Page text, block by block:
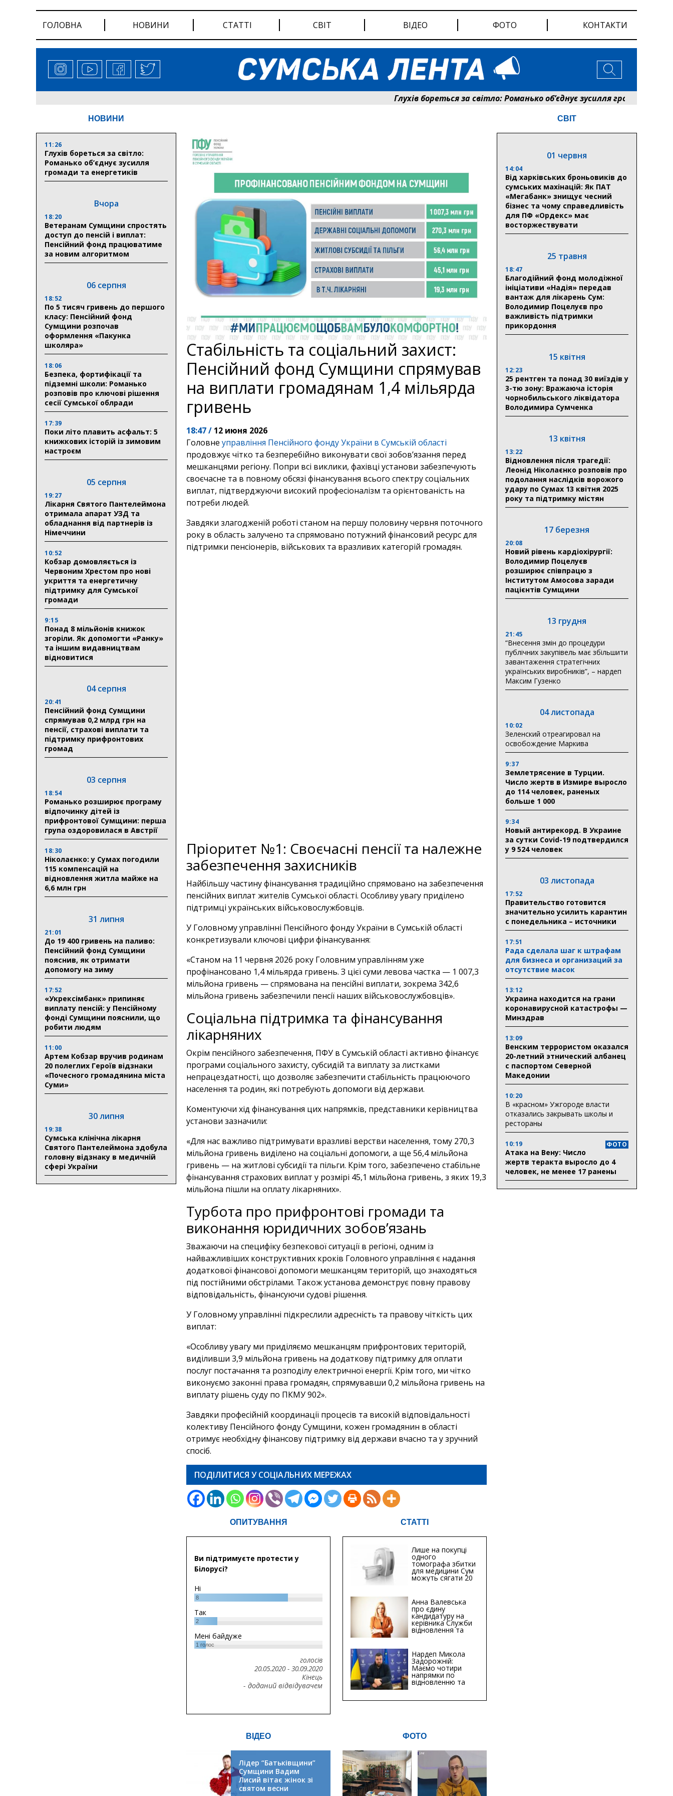
ГОЛОВНА НОВИНИ СТАТТІ СВІТ ВІДЕО ФОТО КОНТАКТИ
Глухів бореться за світло: Романько об’єднує зусилля громади та
НОВИНИ
11:26
Глухів бореться за світло:
Романько об’єднує зусилля
громади та енергетиків
Вчора
18:20
Ветеранам Сумщини спростять
доступ до пенсій і виплат:
Пенсійний фонд працюватиме
за новим алгоритмом
06 серпня
18:52
По 5 тисяч гривень до першого
класу: Пенсійний фонд
Сумщини розпочав
оформлення «Пакунка
школяра»
18:06
Безпека, фортифікації та
підземні школи: Романько
розповів про ключові рішення
сесії Сумської облради
17:39
Поки літо плавить асфальт: 5
книжкових історій із зимовим
настроєм
05 серпня
19:27
Лікарня Святого Пантелеймона
отримала апарат УЗД та
обладнання від партнерів із
Німеччини
10:52
Кобзар домовляється із
Червоним Хрестом про нові
укриття та енергетичну
підтримку для Сумської
громади
9:15
Понад 8 мільйонів книжок
згоріли. Як допомогти «Ранку»
та іншим видавництвам
відновитися
04 серпня
20:41
Пенсійний фонд Сумщини
спрямував 0,2 млрд грн на
пенсії, страхові виплати та
підтримку прифронтових
громад
03 серпня
18:54
Романько розширює програму
відпочинку дітей із
прифронтової Сумщини: перша
група оздоровилася в Австрії
18:30
Ніколаєнко: у Сумах погодили
115 компенсацій на
відновлення житла майже на
6,6 млн грн
31 липня
21:01
До 19 400 гривень на паливо:
Пенсійний фонд Сумщини
пояснив, як отримати
допомогу на зиму
17:52
«Укрексімбанк» припиняє
виплату пенсій: у Пенсійному
фонді Сумщини пояснили, що
робити людям
11:00
Артем Кобзар вручив родинам
20 полеглих Героїв відзнаки
«Почесного громадянина міста
Суми»
30 липня
19:38
Сумська клінічна лікарня
Святого Пантелеймона здобула
головну відзнаку в медичній
сфері України
Стабільність та соціальний захист:
Пенсійний фонд Сумщини спрямував
на виплати громадянам 1,4 мільярда
гривень
18:47 / 12 июня 2026
Головне управління Пенсійного фонду України в Сумській області
продовжує чітко та безперебійно виконувати свої зобов’язання перед
мешканцями регіону. Попри всі виклики, фахівці установи забезпечують
своєчасне та в повному обсязі фінансування всього спектру соціальних
виплат, підтверджуючи високий професіоналізм та орієнтованість на
потреби людей.
Завдяки злагодженій роботі станом на першу половину червня поточного
року в область залучено та спрямовано потужний фінансовий ресурс для
підтримки пенсіонерів, військових та вразливих категорій громадян.
Пріоритет №1: Своєчасні пенсії та належне
забезпечення захисників
Найбільшу частину фінансування традиційно спрямовано на забезпечення
пенсійних виплат жителів Сумської області. Особливу увагу приділено
підтримці українських військовослужбовців.
У Головному управлінні Пенсійного фонду України в Сумській області
конкретизували ключові цифри фінансування:
«Станом на 11 червня 2026 року Головним управлінням уже
профінансовано 1,4 мільярда гривень. З цієї суми левова частка — 1 007,3
мільйона гривень — спрямована на пенсійні виплати, зокрема 342,6
мільйона гривень забезпечили пенсії наших військовослужбовців».
Соціальна підтримка та фінансування
лікарняних
Окрім пенсійного забезпечення, ПФУ в Сумській області активно фінансує
програми соціального захисту, субсидій та виплату за листками
непрацездатності, що дозволяє забезпечити стабільність працюючого
населення та родин, які потребують допомоги від держави.
Коментуючи хід фінансування цих напрямків, представники керівництва
установи зазначили:
«Для нас важливо підтримувати вразливі верстви населення, тому 270,3
мільйона гривень виділено на соціальні допомоги, а ще 56,4 мільйона
гривень — на житлові субсидії та пільги. Крім того, забезпечено стабільне
фінансування страхових виплат у розмірі 45,1 мільйона гривень, з яких 19,3
мільйона пішли на оплату лікарняних».
Турбота про прифронтові громади та
виконання юридичних зобов’язань
Зважаючи на специфіку безпекової ситуації в регіоні, одним із
найважливіших конструктивних кроків Головного управління є надання
додаткової фінансової допомоги мешканцям територій, що знаходяться
під постійними обстрілами. Також установа демонструє повну правову
відповідальність, фінансуючи судові рішення.
У Головному управлінні підкреслили адресність та правову чіткість цих
виплат:
«Особливу увагу ми приділяємо мешканцям прифронтових територій,
виділивши 3,9 мільйона гривень на додаткову підтримку для оплати
послуг постачання та розподілу електричної енергії. Крім того, ми чітко
виконуємо законні права громадян, спрямувавши 0,2 мільйона гривень на
виплату рішень суду по ПКМУ 902».
Завдяки професійній координації процесів та високій відповідальності
колективу Пенсійного фонду Сумщини, кожен громадянин в області
отримує необхідну фінансову підтримку від держави вчасно та у зручний
спосіб.
ПОДІЛИТИСЯ У СОЦІАЛЬНИХ МЕРЕЖАХ
ОПИТУВАННЯ
Ви підтримуєте протести у
Білорусі?
Ні
8
Так
2
Мені байдуже
1голос
голосів
20.05.2020- 30.09.2020
Кінець
- доданий відвідувачем
СТАТТІ
Лише на покупці
одного
томографа збитки
для медицини Сум
можуть сягати 20
Анна Валевська
про єдину
кандидатуру на
керівника Служби
відновлення та
Хіба...
Нардеп Микола
Задорожній:
Маємо чотири
напрямки по
відновленню та
інфраструктури
ВІДЕО
Лідер “Батьківщини”
Сумщини Вадим
Лисий вітає жінок зі
святом весни
ФОТО
СВІТ
01 червня
14:04
Від харківських броньовиків до
сумських махінацій: Як ПАТ
«Мегабанк» знищує чесний
бізнес та чому справедливість
для ПФ «Ордекс» має
восторжествувати
25 травня
18:47
Благодійний фонд молодіжної
ініціативи «Надія» передав
вантаж для лікарень Сум:
Володимир Поцелуєв про
важливість підтримки
прикордоння
15 квітня
12:23
25 рентген та понад 30 виїздів у
3-тю зону: Вражаюча історія
чорнобильського ліквідатора
Володимира Сумченка
13 квітня
13:22
Відновлення після трагедії:
Леонід Ніколаєнко розповів про
подолання наслідків ворожого
удару по Сумах 13 квітня 2025
року та підтримку містян
17 березня
20:08
Новий рівень кардіохірургії:
Володимир Поцелуєв
розширює співпрацю з
Інститутом Амосова заради
пацієнтів Сумщини
13 грудня
21:45
“Внесення змін до процедури
публічних закупівель має збільшити
завантаження стратегічних
українських виробників”, – нардеп
Максим Гузенко
04 листопада
10:02
Зеленский отреагировал на
освобождение Маркива
9:37
Землетрясение в Турции.
Число жертв в Измире выросло
до 114 человек, раненых
больше 1 000
9:34
Новый антирекорд. В Украине
за сутки Covid-19 подтвердился
у 9 524 человек
03 листопада
17:52
Правительство готовится
значительно усилить карантин
с понедельника – источники
17:51
Рада сделала шаг к штрафам
для бизнеса и организаций за
отсутствие масок
13:12
Украина находится на грани
коронавирусной катастрофы —
Минздрав
13:09
Венским террористом оказался
20-летний этнический албанец
с паспортом Северной
Македонии
10:20
В «красном» Ужгороде власти
отказались закрывать школы и
рестораны
10:19 ФОТО
Атака на Вену: Число
жертв теракта выросло до 4
человек, не менее 17 ранены